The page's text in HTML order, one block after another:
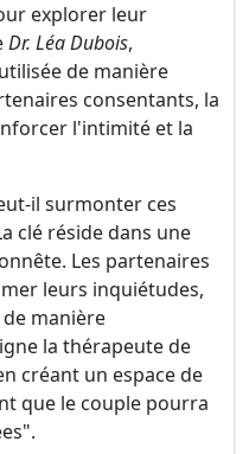
explorer leur
Dr. Léa Dubois,
de manière
consentants, la
l'intimité et la
il surmonter ces
clé réside dans une
Les partenaires
leurs inquiétudes,
manière
la thérapeute de
créant un espace de
que le couple pourra